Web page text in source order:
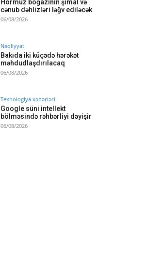
Hörmüz boğazının şimal və
cənub dəhlizləri ləğv ediləcək
06/08/2026
Nəqliyyat
Bakıda iki küçədə hərəkət
məhdudlaşdırılacaq
06/08/2026
Texnologiya xəbərləri
Google süni intellekt
bölməsində rəhbərliyi dəyişir
06/08/2026